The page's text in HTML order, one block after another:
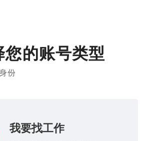
您的账号类型
份
我要找工作